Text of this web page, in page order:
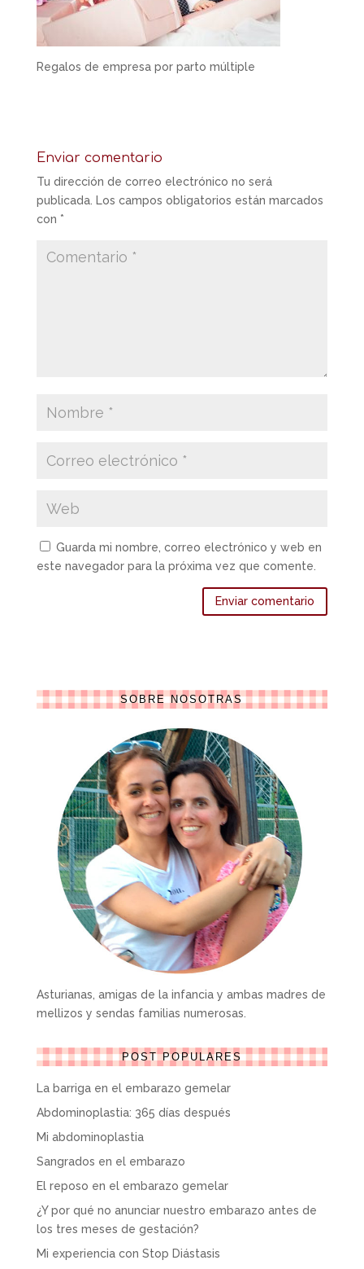
Regalos de empresa por parto múltiple
Enviar comentario
Tu dirección de correo electrónico no será
publicada. Los campos obligatorios están marcados
con *
Guarda mi nombre, correo electrónico y web en
este navegador para la próxima vez que comente.
SOBRE NOSOTRAS
Asturianas, amigas de la infancia y ambas madres de
mellizos y sendas familias numerosas.
POST POPULARES
La barriga en el embarazo gemelar
Abdominoplastia: 365 días después
Mi abdominoplastia
Sangrados en el embarazo
El reposo en el embarazo gemelar
¿Y por qué no anunciar nuestro embarazo antes de
los tres meses de gestación?
Mi experiencia con Stop Diástasis